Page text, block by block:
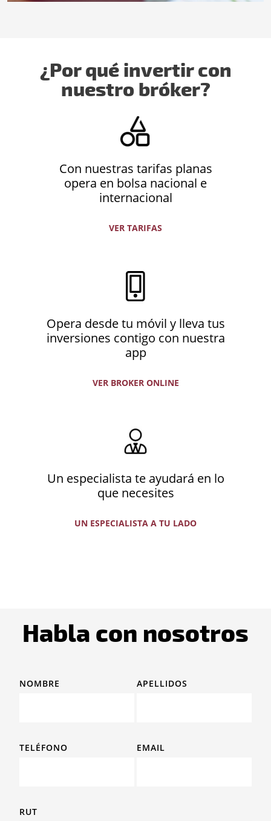
¿Por qué invertir con
nuestro bróker?
Con nuestras tarifas planas
opera en bolsa nacional e
internacional
VER TARIFAS
Opera desde tu móvil y lleva tus
inversiones contigo con nuestra
app
VER BROKER ONLINE
Un especialista te ayudará en lo
que necesites
UN ESPECIALISTA A TU LADO
Habla con nosotros
NOMBRE APELLIDOS
TELÉFONO EMAIL
RUT